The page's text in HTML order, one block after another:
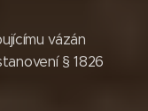
vázán
§ 1826